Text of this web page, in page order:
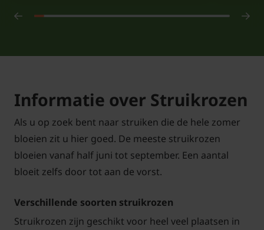
Informatie over Struikrozen
Als u op zoek bent naar struiken die de hele zomer
bloeien zit u hier goed. De meeste struikrozen
bloeien vanaf half juni tot september. Een aantal
bloeit zelfs door tot aan de vorst.
Verschillende soorten struikrozen
Struikrozen zijn geschikt voor heel veel plaatsen in